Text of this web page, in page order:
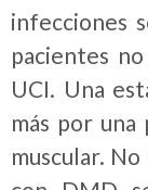
infecciones
pacientes
UCI. Una
más por
muscular.